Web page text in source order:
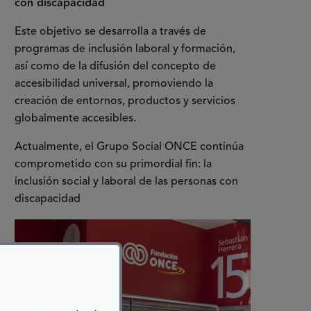
con discapacidad
Este objetivo se desarrolla a través de
programas de inclusión laboral y formación,
así como de la difusión del concepto de
accesibilidad universal, promoviendo la
creación de entornos, productos y servicios
globalmente accesibles.
Actualmente, el Grupo Social ONCE continúa
comprometido con su primordial fin: la
inclusión social y laboral de las personas con
discapacidad